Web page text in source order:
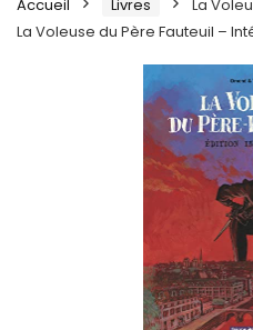
Accueil Livres
La
La Voleuse du Père Fauteuil –